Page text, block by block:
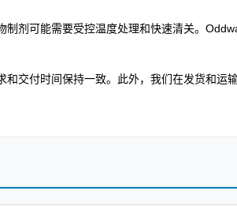
剂可能需要受控温度处理和快速清关。
交付时间保持一致。此外，我们在发货和运